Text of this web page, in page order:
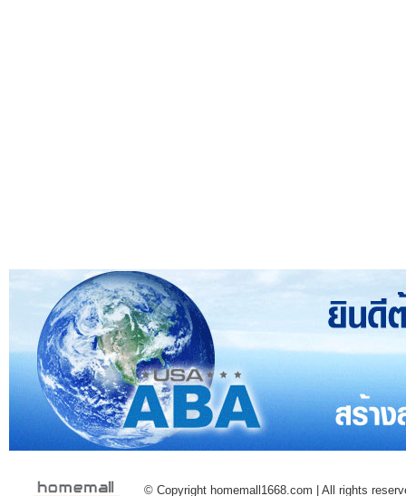
© Copyright homemall1668.com | All rights